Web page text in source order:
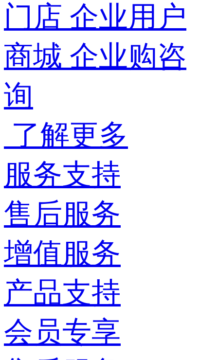
门店 企业用户
商城 企业购咨
询
了解更多
服务支持
售后服务
增值服务
产品支持
会员专享